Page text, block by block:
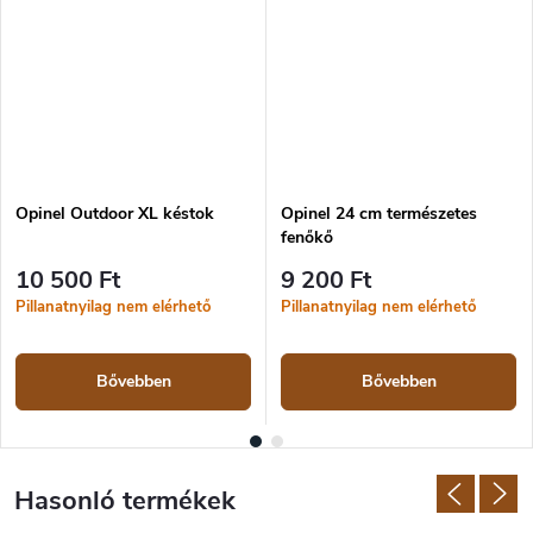
Opinel Outdoor XL késtok
10 500 Ft
Pillanatnyilag nem elérhető
Bővebben
Opinel 24 cm természetes
fenőkő
9 200 Ft
Pillanatnyilag nem elérhető
Bővebben